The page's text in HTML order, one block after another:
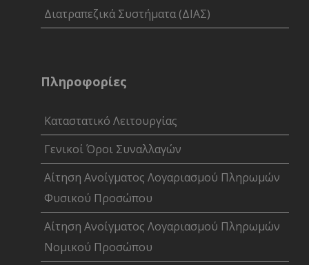
Διατραπεζικά Συστήματα (ΔΙΑΣ)
Πληροφορίες
Καταστατικό Λειτουργίας
Γενικοί Όροι Συναλλαγών
Αίτηση Ανοίγματος Λογαριασμού Πληρωμών
Φυσικού Προσώπου
Αίτηση Ανοίγματος Λογαριασμού Πληρωμών
Νομικού Προσώπου